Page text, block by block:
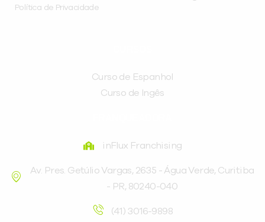
Política de Privacidade
Curso de Espanhol
Curso de Ingês
inFlux Franchising
Av. Pres. Getúlio Vargas, 2635 - Água Verde, Curitiba
- PR, 80240-040
(41) 3016-9898